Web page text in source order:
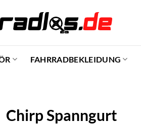
FAHRRADBEKLEIDUNG
Chirp Spanngurt